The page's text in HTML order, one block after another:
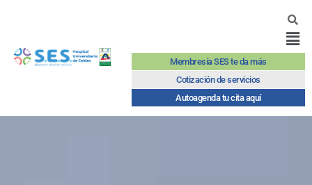
Membresía SES te da más
Cotización de servicios
Autoagenda tu cita aquí